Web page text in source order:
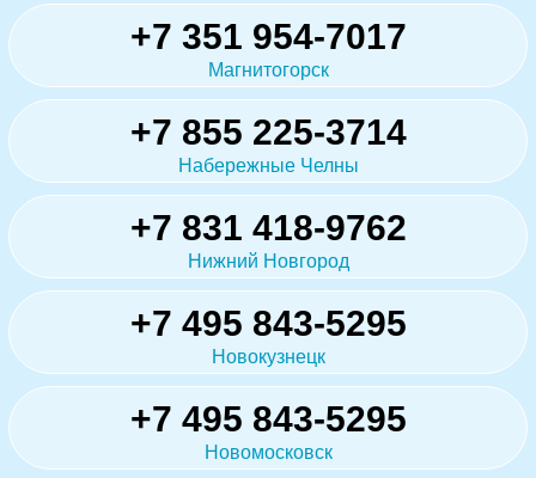
+7 351 954-7017
Магнитогорск
+7 855 225-3714
Набережные Челны
+7 831 418-9762
Нижний Новгород
+7 495 843-5295
Новокузнецк
+7 495 843-5295
Новомосковск